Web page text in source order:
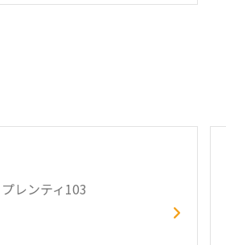
レンティ103